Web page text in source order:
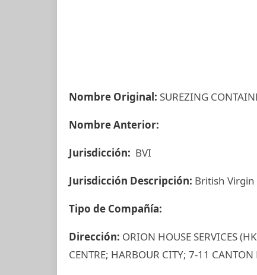
Nombre Original: SUREZING
Nombre Anterior:
Jurisdicción: BVI
Jurisdicción Descripción: British
Tipo de Compañía:
Dirección: ORION HOUSE SERVICES
CENTRE; HARBOUR CITY; 7-11